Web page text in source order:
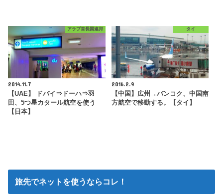
アラブ首長国連邦
2014.11.7
【UAE】 ドバイ⇒ドーハ⇒羽
田、5つ星カタール航空を使う
【日本】
タイ
2016.2.9
【中国】広州→バンコク、中国南
方航空で移動する。【タイ】
旅先でネットを使うならコレ！